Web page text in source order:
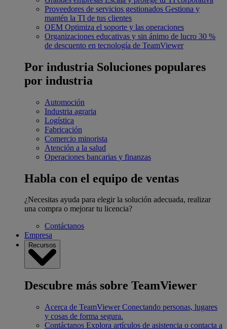
Proveedores de servicios gestionados Gestiona y
mantén la TI de tus clientes
OEM Optimiza el soporte y las operaciones
Organizaciones educativas y sin ánimo de lucro 30 %
de descuento en tecnología de TeamViewer
Por industria Soluciones populares
por industria
Automoción
Industria agraria
Logística
Fabricación
Comercio minorista
Atención a la salud
Operaciones bancarias y finanzas
Habla con el equipo de ventas
¿Necesitas ayuda para elegir la solución adecuada, realizar
una compra o mejorar tu licencia?
Contáctanos
Empresa
Recursos
Descubre más sobre TeamViewer
Acerca de TeamViewer Conectando personas, lugares
y cosas de forma segura.
Contáctanos Explora artículos de asistencia o contacta a